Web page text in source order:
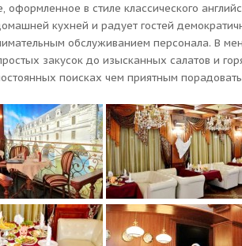
в стиле классического
кухней и радует гостей
обслуживанием персонала. В
закусок до изысканных салатов и
поисках чем приятным